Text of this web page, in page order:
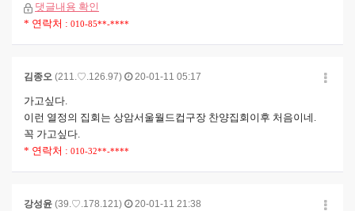
댓글내용 확인
* 연락처 : 010-85**-****
김종오 (211.♡.126.97) 20-01-11 05:17
가고싶다.
이런 열정의 집회는 상암서울월드컵구장 찬양집회이후 처음이네.
꼭 가고싶다.
* 연락처 : 010-32**-****
강성윤 (39.♡.178.121) 20-01-11 21:38